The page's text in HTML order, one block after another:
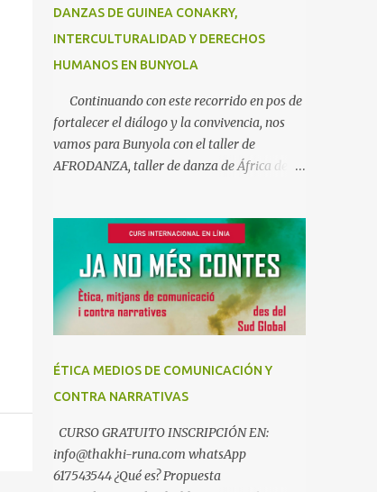
DANZAS DE GUINEA CONAKRY,
INTERCULTURALIDAD Y DERECHOS
HUMANOS EN BUNYOLA
Continuando con este recorrido en pos de
fortalecer el diálogo y la convivencia, nos
vamos para Bunyola con el taller de
AFRODANZA, taller de danza de África del
que nos acercaremos a la música y la danza
de Guinea Conakry. Un arte en el que el
cuerpo es el narrador de historias y
transmisor de emociones y valores. A la vez
que descubrimos aspectos de la historia y la
cultura de algunos pueblos africanos, así
como los vínculos que nos unen a este
fortalecer el diálogo y la convivencia
intercultural en un mundo globalizado, pero
también en nuestro propio entorno
cotidiano donde África también está
ÉTICA MEDIOS DE COMUNICACIÓN Y
CONTRA NARRATIVAS
CURSO GRATUITO INSCRIPCIÓN EN:
info@thakhi-runa.com whatsApp
617543544 ¿Qué es? Propuesta